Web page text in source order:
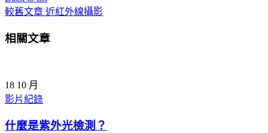
較舊文章 近紅外線攝影
相關文章
18 10 月
影片紀錄
什麼是紫外光檢測？